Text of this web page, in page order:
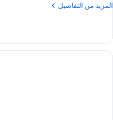
المزيد من التفاصيل
المزيد
الغرفة